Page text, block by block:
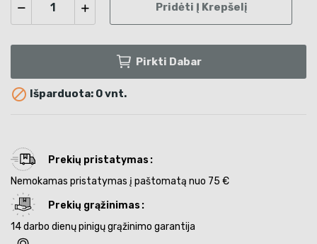
Pridėti Į Krepšelį
Pirkti Dabar
 Išparduota: 0 vnt.
Prekių pristatymas
Nemokamas pristatymas į paštomatą nuo 75 €
Prekių grąžinimas
14 darbo dienų pinigų grąžinimo garantija